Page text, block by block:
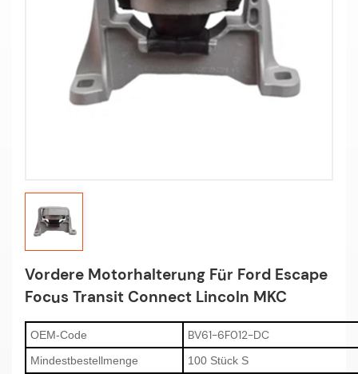
Vordere Motorhalterung Für Ford Escape
Focus Transit Connect Lincoln MKC
OEM-Code BV61-6F012-DC
Mindestbestellmenge 100 Stück S